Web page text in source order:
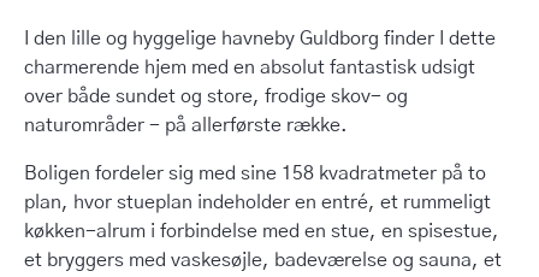
I den lille og hyggelige havneby Guldborg finder I dette
charmerende hjem med en absolut fantastisk udsigt
over både sundet og store, frodige skov- og
naturområder - på allerførste række.
Boligen fordeler sig med sine 158 kvadratmeter på to
plan, hvor stueplan indeholder en entré, et rummeligt
køkken-alrum i forbindelse med en stue, en spisestue,
et bryggers med vaskesøjle, badeværelse og sauna, et